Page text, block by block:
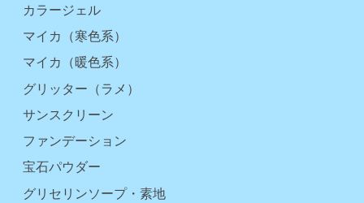
カラージェル
マイカ（寒色系）
マイカ（暖色系）
グリッター（ラメ）
サンスクリーン
ファンデーション
宝石パウダー
グリセリンソープ・素地